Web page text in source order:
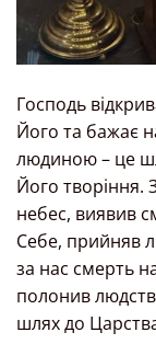
Господь
Його та бажає
людиною – це
Його творіння.
небес, виявив
Себе, прийняв
за нас смерть
полонив
шлях до